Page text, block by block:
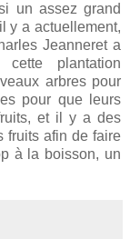
un assez grand
y a actuellement,
Jeanneret a
plantation
arbres pour
pour que leurs
et il y a des
fruits afin de faire
à la boisson, un